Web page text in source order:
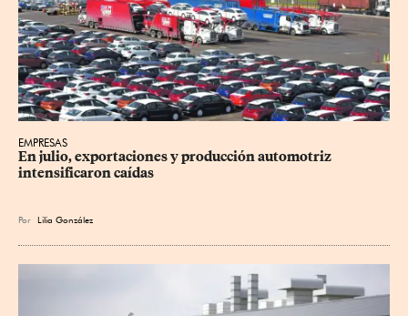
EMPRESAS
En julio, exportaciones y producción automotriz
intensificaron caídas
Por Lilia González